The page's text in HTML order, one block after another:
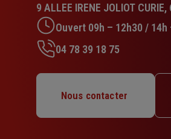
4.2
sur
5
étoiles
9 ALLEE IRENE JOLIOT
Mardi : 09h – 12h30 / 14h –
Mercredi : 09h – 12h30 /
Jeudi : 09h – 12h30 / 14h –
04 78 39 18 75
Nous contacter